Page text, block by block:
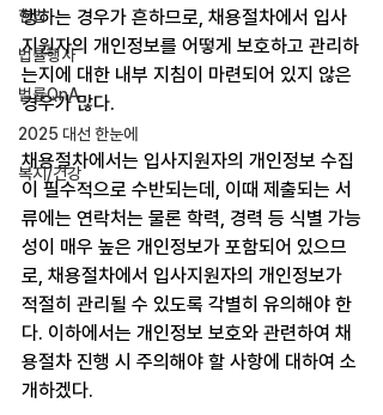
헌법
법률행사
법률QnA
2025 대선 한눈에
복지/건강
행하는 경우가 흔하므로, 채용절차에서 입사
지원자의 개인정보를 어떻게 보호하고 관리하
는지에 대한 내부 지침이 마련되어 있지 않은
경우가 많다.
채용절차에서는 입사지원자의 개인정보 수집
이 필수적으로 수반되는데, 이때 제출되는 서
류에는 연락처는 물론 학력, 경력 등 식별 가능
성이 매우 높은 개인정보가 포함되어 있으므
로, 채용절차에서 입사지원자의 개인정보가
적절히 관리될 수 있도록 각별히 유의해야 한
다. 이하에서는 개인정보 보호와 관련하여 채
용절차 진행 시 주의해야 할 사항에 대하여 소
개하겠다.